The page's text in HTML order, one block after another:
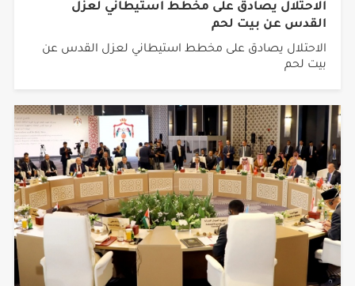
الاحتلال يصادق على مخطط استيطاني لعزل
القدس عن بيت لحم
الاحتلال يصادق على مخطط استيطاني لعزل القدس عن
بيت لحم